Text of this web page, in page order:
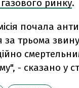
газового ринку.
почала
за трьома
- сказано у